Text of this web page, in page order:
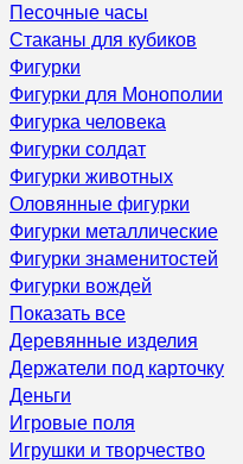
Песочные часы
Стаканы для кубиков
Фигурки
Фигурки для Монополии
Фигурка человека
Фигурки солдат
Фигурки животных
Оловянные фигурки
Фигурки металлические
Фигурки знаменитостей
Фигурки вождей
Показать все
Деревянные изделия
Держатели под карточку
Деньги
Игровые поля
Игрушки и творчество